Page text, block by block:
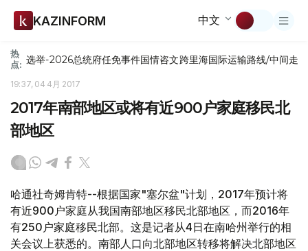
KAZINFORM 中文
热
点: 选举-2026总统府任免事件国情咨文跨里海国际运输路线/中间走廊
19:37, 04 4月 2017
2017年南部地区或将有近900户家庭移民北
部地区
哈通社奇姆肯特--根据国家"塞尔盆"计划，2017年预计将
有近900户家庭从我国南部地区移民北部地区，而2016年
有250户家庭移民北部。这是记者从4日在南哈州举行的相
关会议上获悉的。南部人口向北部地区转移将解决北部地区